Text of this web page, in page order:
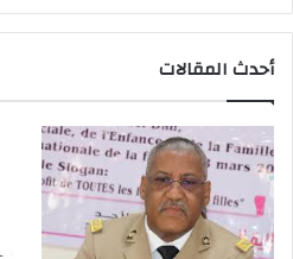
أحدث المقالات